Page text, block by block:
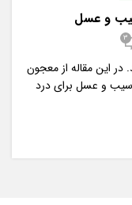
و عسل
3
در این مقاله از معجون
سیب و عسل برای درد